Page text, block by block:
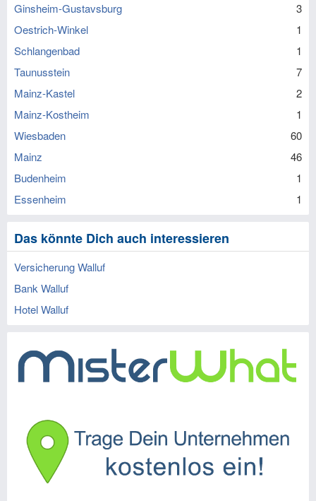
Ginsheim-Gustavsburg
3
Oestrich-Winkel
1
Schlangenbad
1
Taunusstein
7
Mainz-Kastel
2
Mainz-Kostheim
1
Wiesbaden
60
Mainz
46
Budenheim
1
Essenheim
1
Das könnte Dich auch interessieren
Versicherung Walluf
Bank Walluf
Hotel Walluf